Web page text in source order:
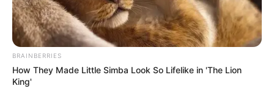
Luiz Inácio Lula da Silva. —Foto/Reprodução/Horacio
Lula volta ao Hospital Sírio-Libanês, em São Paulo,
BRAINBERRIES
How They Made Little Simba Look So Lifelike in 'The Lion
King'